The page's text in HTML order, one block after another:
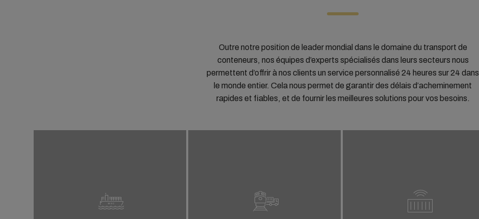
Outre notre position de leader mondial dans le domaine du transport de
conteneurs, nos équipes d’experts spécialisés dans leurs secteurs nous
permettent d’offrir à nos clients un service personnalisé 24 heures sur 24 dans
le monde entier. Cela nous permet de garantir des délais d’acheminement
rapides et fiables, et de fournir les meilleures solutions pour vos besoins.